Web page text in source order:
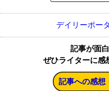
デイリーポー
記事が面
ぜひライターに感
記事への感想